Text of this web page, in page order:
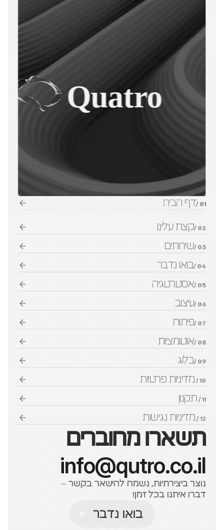
Quatro
קצת עלינו 02 /
דף הבית 01 /
בואו נדבר 04 /
שירותים 03 /
עיצוב 06 /
אסטרטגיה 05 /
אוטומציות 08 /
פיתוח 07 /
מדיניות פרטיות 10 /
בלוג 09 /
מדיניות נגישות 12 /
תקנון 11 /
תשארו מחוברים
info@qutro.co.il
נוצר ביצירתיות, נשמח להישאר בקשר –
דברו איתנו בכל זמן!
בואו נדבר